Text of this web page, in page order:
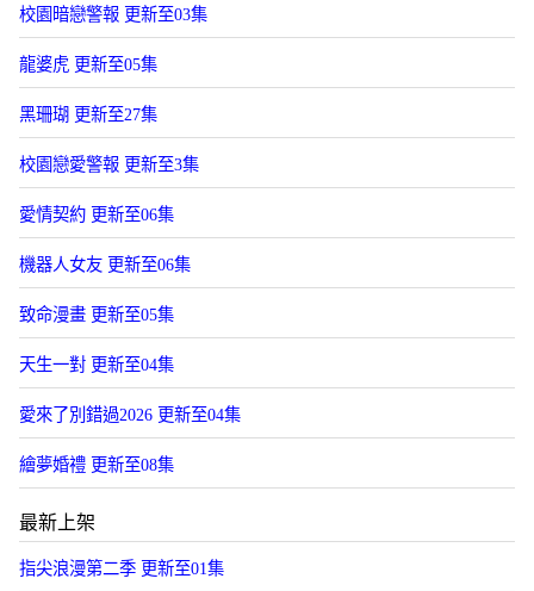
校園暗戀警報 更新至03集
龍婆虎 更新至05集
黑珊瑚 更新至27集
校園戀愛警報 更新至3集
愛情契約 更新至06集
機器人女友 更新至06集
致命漫畫 更新至05集
天生一對 更新至04集
愛來了別錯過2026 更新至04集
繪夢婚禮 更新至08集
最新上架
指尖浪漫第二季 更新至01集